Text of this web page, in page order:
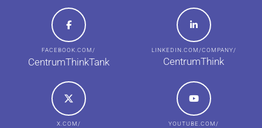
FACEBOOK.COM/
CentrumThinkTank
LINKEDIN.COM/COMPANY/
CentrumThink
X.COM/ YOUTUBE.COM/